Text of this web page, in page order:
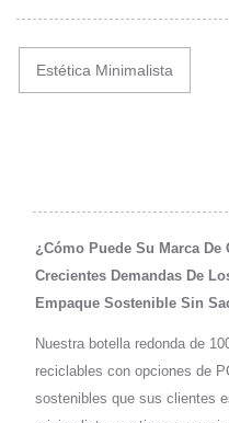
Estética Minimalista
¿Cómo Puede Su Marca
Crecientes Demandas De
Empaque Sostenible Sin
Nuestra botella redonda de
reciclables con opciones de
sostenibles que sus clientes